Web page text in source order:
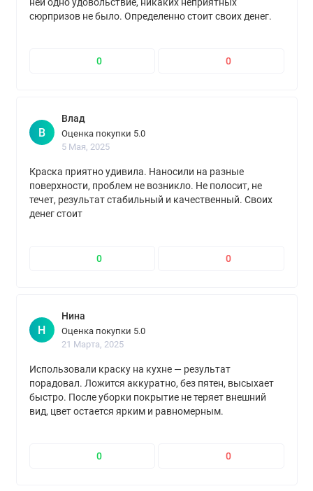
ней одно удовольствие, никаких неприятных
сюрпризов не было. Определенно стоит своих денег.
0 0
В
Влад
Оценка покупки 5.0
5 Мая, 2025
Краска приятно удивила. Наносили на разные
поверхности, проблем не возникло. Не полосит, не
течет, результат стабильный и качественный. Своих
денег стоит
0 0
Н
Нина
Оценка покупки 5.0
21 Марта, 2025
Использовали краску на кухне — результат
порадовал. Ложится аккуратно, без пятен, высыхает
быстро. После уборки покрытие не теряет внешний
вид, цвет остается ярким и равномерным.
0 0